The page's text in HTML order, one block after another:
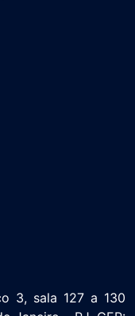
3, sala 127 a 130